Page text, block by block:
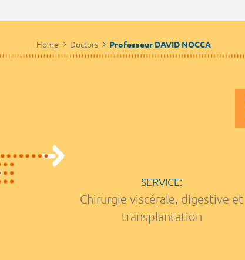
Home Doctors Professeur DAVID NOCCA
SERVICE:
Chirurgie viscérale, digestive et
transplantation